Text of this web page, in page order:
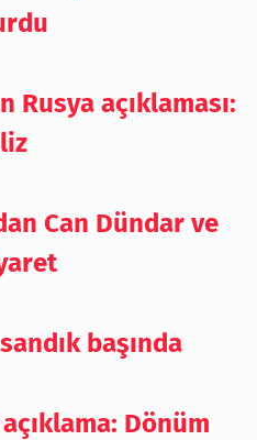
Rusya açıklaması:
Can Dündar ve
başında
Dönüm